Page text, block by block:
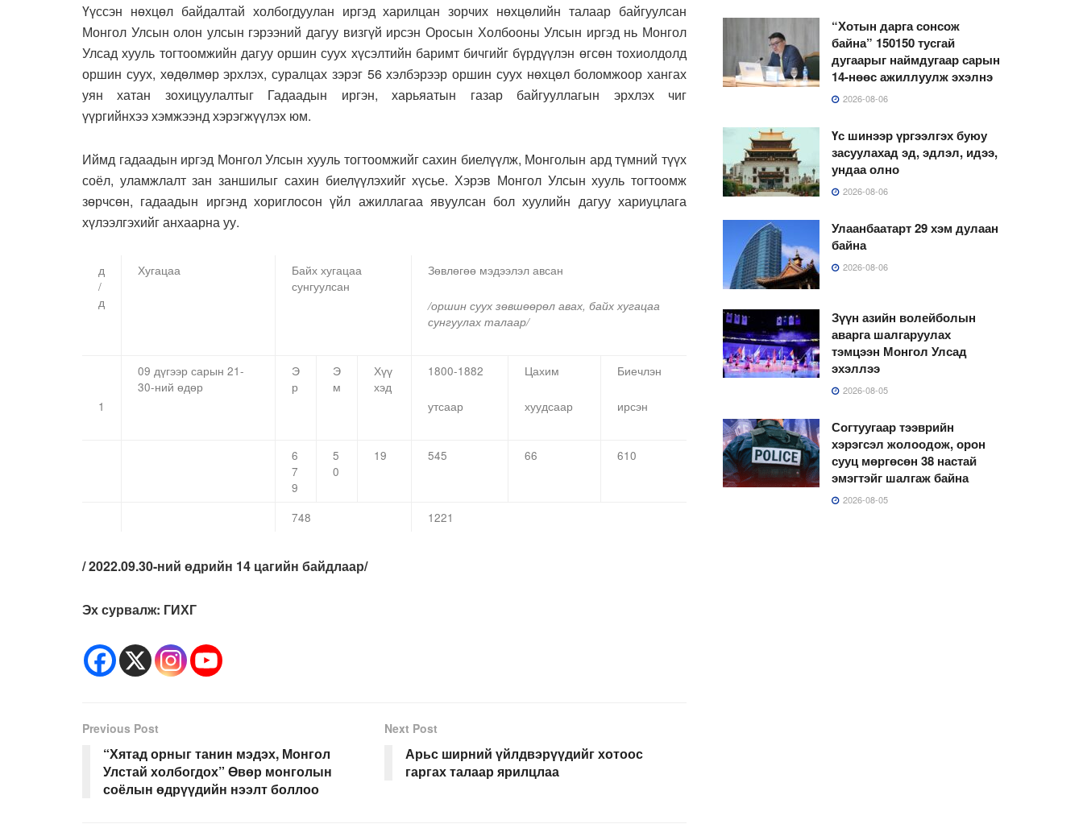
Үүссэн нөхцөл байдалтай холбогдуулан иргэд харилцан зорчих нөхцөлийн талаар байгуулсан
Монгол Улсын олон улсын гэрээний дагуу визгүй ирсэн Оросын Холбооны Улсын иргэд нь Монгол
Улсад хууль тогтоомжийн дагуу оршин суух хүсэлтийн баримт бичгийг бүрдүүлэн өгсөн тохиолдолд
оршин суух, хөдөлмөр эрхлэх, суралцах зэрэг 56 хэлбэрээр оршин суух нөхцөл боломжоор хангах
уян хатан зохицуулалтыг Гадаадын иргэн, харьяатын газар байгууллагын эрхлэх чиг
үүргийнхээ хэмжээнд хэрэгжүүлэх юм.
Иймд гадаадын иргэд Монгол Улсын хууль тогтоомжийг сахин биелүүлж, Монголын ард түмний түүх
соёл, уламжлалт зан заншилыг сахин биелүүлэхийг хүсье. Хэрэв Монгол Улсын хууль тогтоомж
зөрчсөн, гадаадын иргэнд хориглосон үйл ажиллагаа явуулсан бол хуулийн дагуу хариуцлага
хүлээлгэхийг анхаарна уу.
д
/
д
Хугацаа
Байх хугацаа
сунгуулсан
Зөвлөгөө мэдээлэл авсан
/оршин суух зөвшөөрөл авах, байх хугацаа
сунгуулах талаар/
1
09 дүгээр сарын 21-
30-ний өдөр
Э
р
Э
м
Хүү
хэд
1800-1882
утсаар
Цахим
хуудсаар
Биечлэн
ирсэн
6
7
9
5
0
19 545 66 610
748 1221
/ 2022.09.30-ний өдрийн 14 цагийн байдлаар/
Эх сурвалж: ГИХГ
Previous Post
“Хятад орныг танин мэдэх, Монгол
Улстай холбогдох” Өвөр монголын
соёлын өдрүүдийн нээлт боллоо
Next Post
Арьс ширний үйлдвэрүүдийг хотоос
гаргах талаар ярилцлаа
“Хотын дарга сонсож
байна” 150150 тусгай
дугаарыг наймдугаар сарын
14-нөөс ажиллуулж эхэлнэ
2026-08-06
Үс шинээр үргээлгэх буюу
засуулахад эд, эдлэл, идээ,
ундаа олно
2026-08-06
Улаанбаатарт 29 хэм дулаан
байна
2026-08-06
Зүүн азийн волейболын
аварга шалгаруулах
тэмцээн Монгол Улсад
эхэллээ
2026-08-05
Согтуугаар тээврийн
хэрэгсэл жолоодож, орон
сууц мөргөсөн 38 настай
эмэгтэйг шалгаж байна
2026-08-05